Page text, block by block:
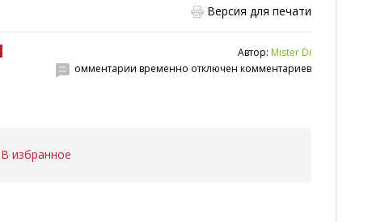
Версия для печати
Автор: Mister Di
омментарии временно отключен комментариев
В избранное